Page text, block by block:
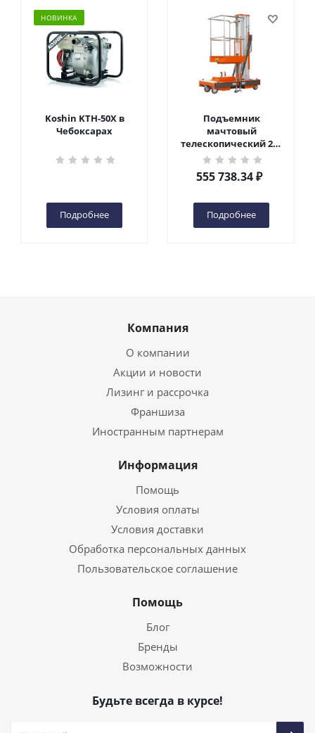
НОВИНКА
Koshin KTH-50X в
Чебоксарах
Подробнее
Подъемник
мачтовый
телескопический 200
кг 6 м TOR GTWY6-200S
DC 2-мачтовый
(автономный) (G) в
555 738.34₽
Подробнее
Компания
О компании
Акции и новости
Лизинг и рассрочка
Франшиза
Иностранным партнерам
Информация
Помощь
Условия оплаты
Условия доставки
Обработка персональных данных
Пользовательское соглашение
Помощь
Блог
Бренды
Возможности
Будьте всегда в курсе!